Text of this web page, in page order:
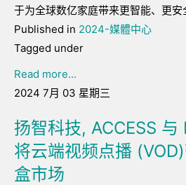
于为全球数亿家庭带来更智能、更安
Published in 2024-媒體中心
Tagged under
Read more...
2024 7月 03 星期三
扬智科技, ACCESS
将云端视频点播
盒市场